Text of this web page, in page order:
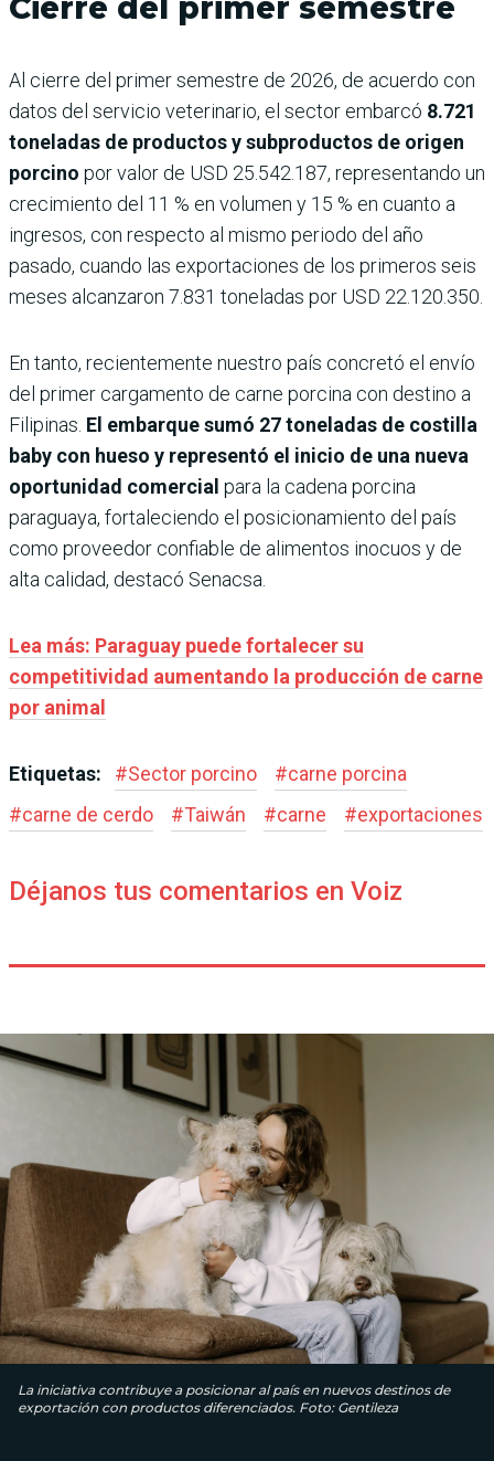
Cierre del primer semestre
Al cierre del primer semestre de 2026, de acuerdo con
datos del servicio veterinario, el sector embarcó 8.721
toneladas de productos y subproductos de origen
porcino por valor de USD 25.542.187, representando un
crecimiento del 11 % en volumen y 15 % en cuanto a
ingresos, con respecto al mismo periodo del año
pasado, cuando las exportaciones de los primeros seis
meses alcanzaron 7.831 toneladas por USD 22.120.350.
En tanto, recientemente nuestro país concretó el envío
del primer cargamento de carne porcina con destino a
Filipinas. El embarque sumó 27 toneladas de costilla
baby con hueso y representó el inicio de una nueva
oportunidad comercial para la cadena porcina
paraguaya, fortaleciendo el posicionamiento del país
como proveedor confiable de alimentos inocuos y de
alta calidad, destacó Senacsa.
Lea más: Paraguay puede fortalecer su
competitividad aumentando la producción de carne
por animal
Etiquetas: #Sector porcino #carne porcina
#carne de cerdo #Taiwán #carne #exportaciones
Déjanos tus comentarios en Voiz
La iniciativa contribuye a posicionar al país en nuevos destinos de
exportación con productos diferenciados. Foto: Gentileza